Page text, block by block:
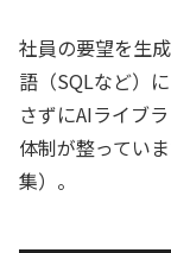
社員の要望を生
語（SQLなど）
さずにAIライブ
体制が整ってい
集）。